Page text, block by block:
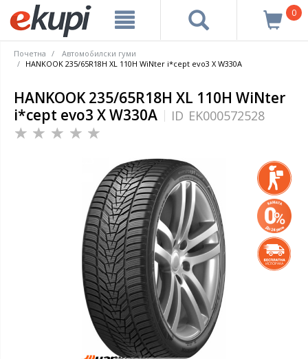
0
Почетна
Автомобилски гуми
HANKOOK 235/65R18H XL 110H WiNter i*cept evo3 X W330A
HANKOOK 235/65R18H XL 110H WiNter
i*cept evo3 X W330A
ID EK000572528